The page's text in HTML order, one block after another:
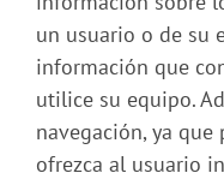
un usuario o de su
información que
utilice su equipo.
navegación, ya
ofrezca al usuario